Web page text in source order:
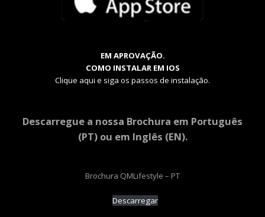
EM APROVAÇÃO.
COMO INSTALAR EM IOS
Clique aqui e siga os passos de instalação.
Descarregue a nossa Brochura em Português
(PT) ou em Inglês (EN).
Brochura QMLifestyle – PT
Descarregar